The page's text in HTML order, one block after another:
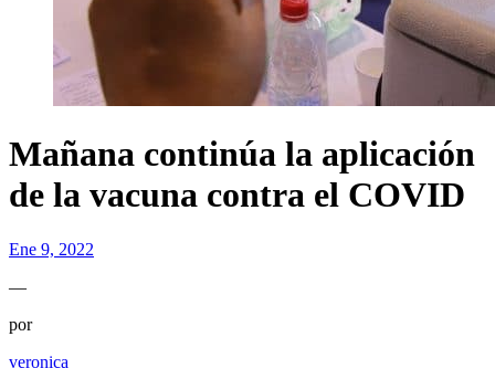
Mañana continúa la aplicación
de la vacuna contra el COVID
Ene 9, 2022
—
por
veronica